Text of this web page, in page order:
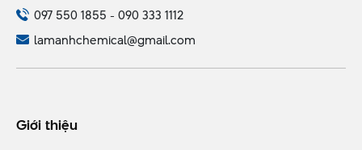
097 550 1855 - 090 333 1112
lamanhchemical@gmail.com
Giới thiệu